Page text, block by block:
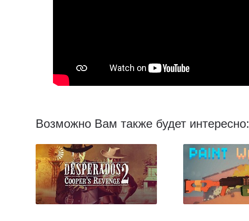
Возможно Вам также будет интересно: